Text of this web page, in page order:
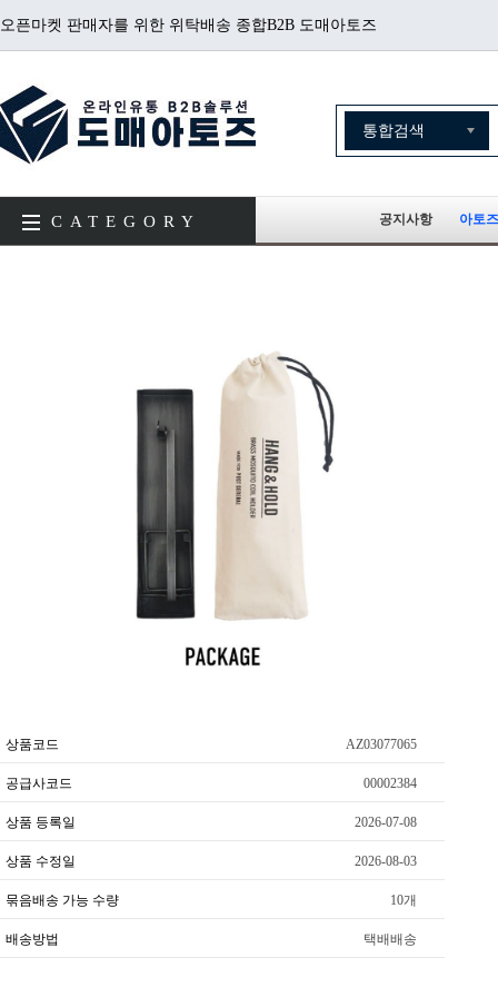
오픈마켓 판매자를 위한 위탁배송 종합B2B 도매아토즈
CATEGORY 공지사항 아토
상품코드 AZ03077065
공급사코드 00002384
상품 등록일 2026-07-08
상품 수정일 2026-08-03
묶음배송 가능 수량 10개
배송방법 택배배송